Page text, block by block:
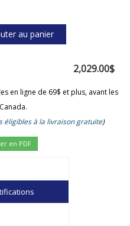
2,029.00$
en ligne de 69$ et plus, avant les
éligibles à la livraison gratuite)
en PDF